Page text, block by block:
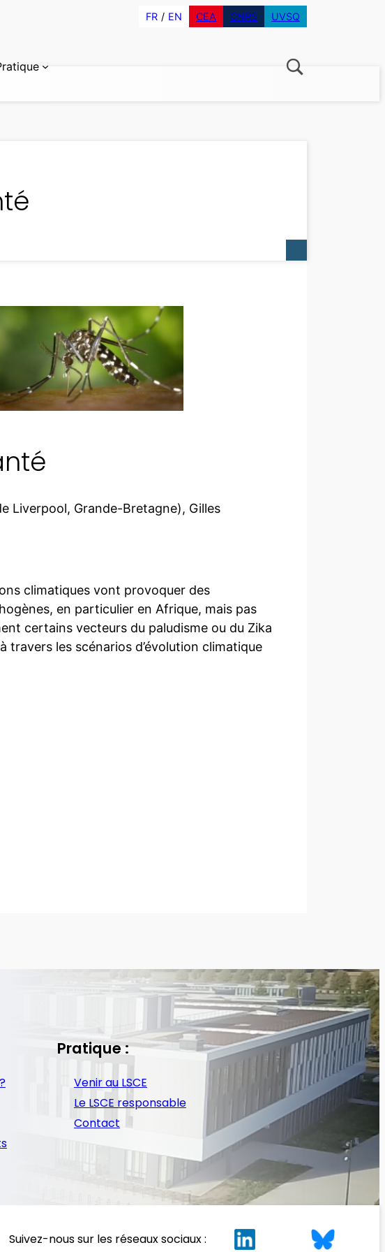
FR EN CEA CNRS UVSQ
Liverpool, Grande-Bretagne), Gilles
climatiques vont provoquer des
en particulier en Afrique, mais pas
certains vecteurs du paludisme ou du Zika
les scénarios d’évolution climatique
Pratique :
Venir au LSCE
Le LSCE responsable
Contact
Suivez-nous sur les réseaux sociaux :